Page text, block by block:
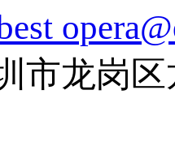
市龙岗